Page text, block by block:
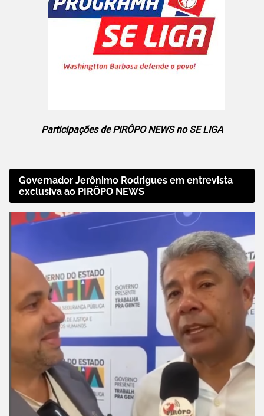
Participações de PIRÔPO NEWS no SE LIGA
Governador Jerônimo Rodrigues em entrevista
exclusiva ao PIRÔPO NEWS